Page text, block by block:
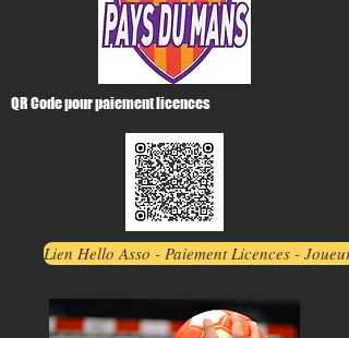
QR Code pour paiement licences
Lien Hello Asso - Paiement Licences -